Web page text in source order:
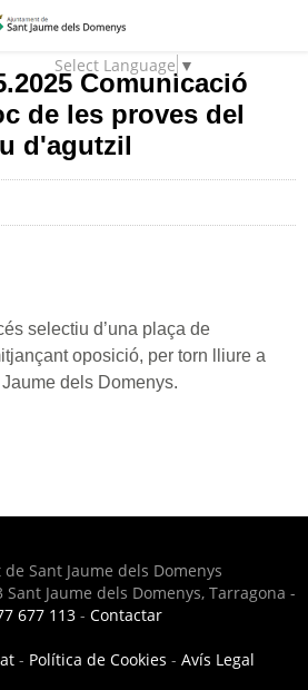
Select Language ▼
Comunicació
de les proves del
d'agutzil
selectiu d’una plaça de
oposició, per torn lliure a
Jaume dels Domenys.
Sant Jaume dels Domenys
Sant Jaume dels Domenys, Tarragona -
677 113 - Contactar
- Política de Cookies - Avís Legal